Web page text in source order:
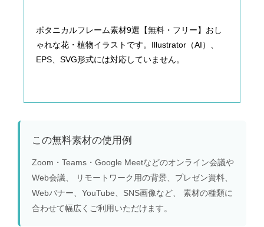
ボタニカルフレーム素材9選【無料・フリー】おし
ゃれな花・植物イラストです。Illustrator（AI）、
EPS、SVG形式には対応していません。
この無料素材の使用例
Zoom・Teams・Google Meetなどのオンライン会議や
Web会議、 リモートワーク用の背景、プレゼン資料、
Webバナー、YouTube、SNS画像など、 素材の種類に
合わせて幅広くご利用いただけます。